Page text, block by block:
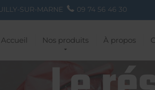
SUR-MARNE 09 74 56 46 30
Accueil Nos produits À propos